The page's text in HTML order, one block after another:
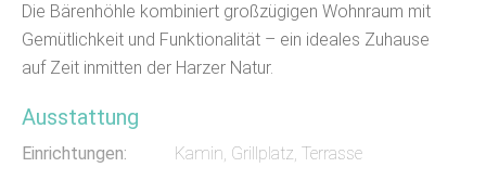
Die Bärenhöhle kombiniert großzügigen Wohnraum mit
Gemütlichkeit und Funktionalität – ein ideales Zuhause
auf Zeit inmitten der Harzer Natur.
Ausstattung
Einrichtungen:
Kamin, Grillplatz, Terrasse